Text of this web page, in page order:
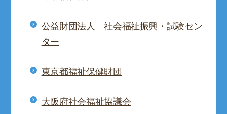
公益財団法人 社会福祉振興・試験セン
ター
東京都福祉保健財団
大阪府社会福祉協議会